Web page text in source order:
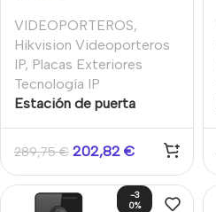
VIDEOPORTEROS,
Hikvision Videoporteros
IP, Placas Exteriores
Tecnología IP
Estación de puerta
Videoportero IP Cámara
2MP Botón IP65 2 relés
Entrada alarma 4CH
289,75€ 202,82 €
-3
0%